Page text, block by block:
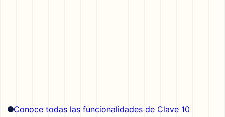
Conoce todas las funcionalidades de Clave 10